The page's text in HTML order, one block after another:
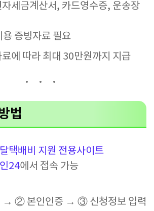
세금계산서, 카드영수증, 운송장
용 증빙자료 필요
에 따라 최대 30만원까지 지급
법
택배비 지원 전용사이트
24에서 접속 가능
→ ② 본인인증 → ③ 신청정보 입력